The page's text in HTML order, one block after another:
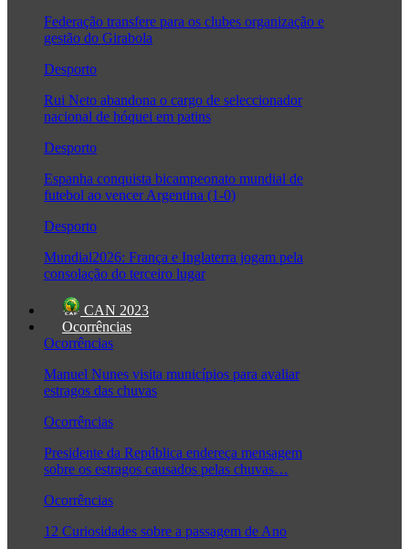
Federação transfere para os clubes organização e
gestão do Girabola
Desporto
Rui Neto abandona o cargo de seleccionador
nacional de hóquei em patins
Desporto
Espanha conquista bicampeonato mundial de
futebol ao vencer Argentina (1-0)
Desporto
Mundial2026: França e Inglaterra jogam pela
consolação do terceiro lugar
CAN 2023
Ocorrências
Ocorrências
Manuel Nunes visita municípios para avaliar
estragos das chuvas
Ocorrências
Presidente da República endereça mensagem
sobre os estragos causados pelas chuvas…
Ocorrências
12 Curiosidades sobre a passagem de Ano